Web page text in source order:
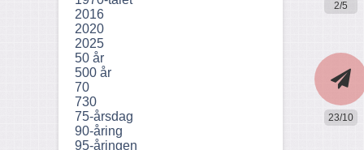
2016
2020
2025
50 år
500 år
70
730
75-årsdag
90-åring
95-åringen
2/5
23/10